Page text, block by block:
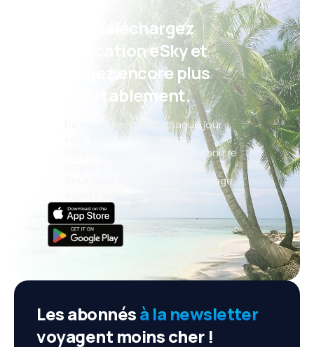
Psst ! Téléchargez
l'application eSky et
voyagez encore plus
confortablement.
De nouvelles offres chaque jour :
vols, séjours, week-ends
Gérez vos réservations de manière
Tout pour organiser votre voyage,
Les abonnésà la newsletter
voyagent moins cher !